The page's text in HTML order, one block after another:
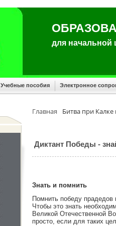
для
Учебные пособия Электронное
Главная Битва при Калке
Диктант Победы -
Знать и помнить
Помнить победу
Чтобы это знать
Великой Отечественной
просто, если для таких